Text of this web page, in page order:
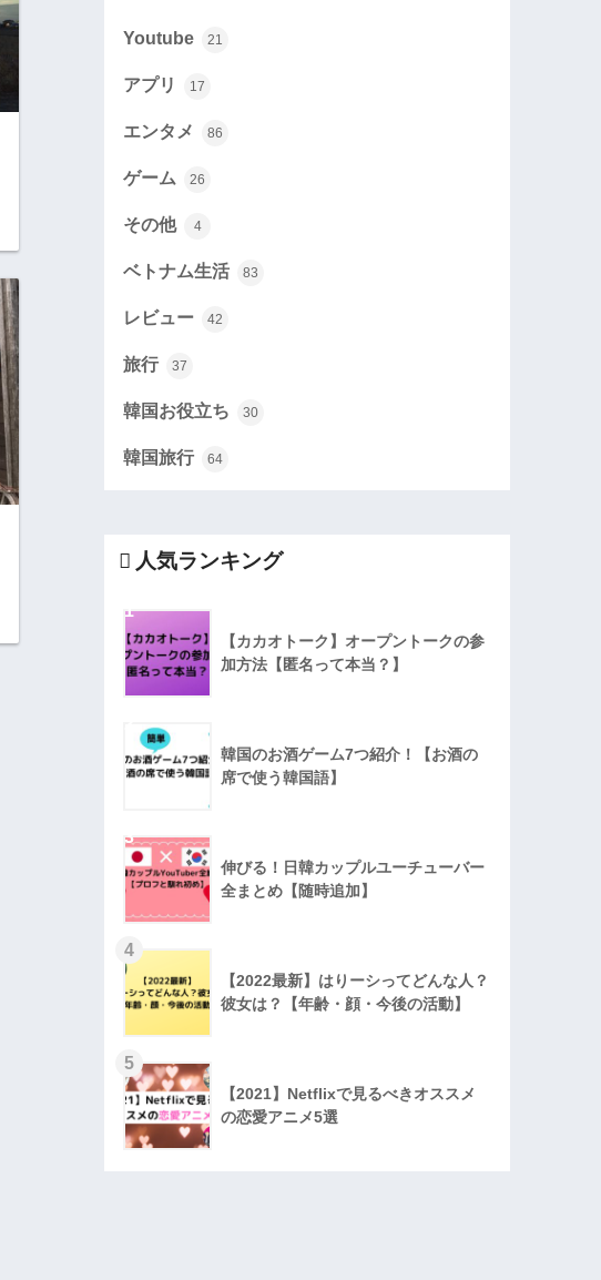
Youtube 21
アプリ 17
エンタメ 86
ゲーム 26
その他 4
ベトナム生活 83
レビュー 42
旅行 37
韓国お役立ち 30
韓国旅行 64
人気ランキング
1
【カカオトーク】オープントークの参
加方法【匿名って本当？】
韓国のお酒ゲーム7つ紹介！【お酒の
席で使う韓国語】
3
伸びる！日韓カップルユーチューバー
全まとめ【随時追加】
4
【2022最新】はりーシってどんな人？
彼女は？【年齢・顔・今後の活動】
5
【2021】Netflixで見るべきオススメ
の恋愛アニメ5選